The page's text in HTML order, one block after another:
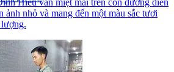
ảnh nhỏ và mang đến một màu sắc tươi